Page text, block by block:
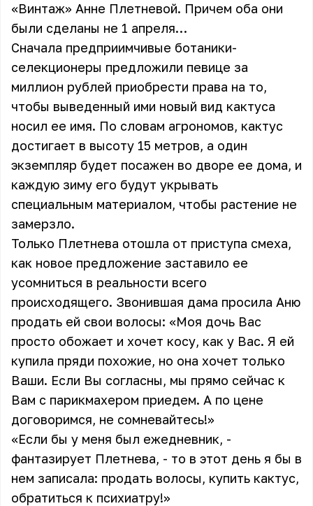
«Винтаж» Анне Плетневой. Причем оба они
были сделаны не 1 апреля…
Сначала предприимчивые ботаники-
селекционеры предложили певице за
миллион рублей приобрести права на то,
чтобы выведенный ими новый вид кактуса
носил ее имя. По словам агрономов, кактус
достигает в высоту 15 метров, а один
экземпляр будет посажен во дворе ее дома, и
каждую зиму его будут укрывать
специальным материалом, чтобы растение не
замерзло.
Только Плетнева отошла от приступа смеха,
как новое предложение заставило ее
усомниться в реальности всего
происходящего. Звонившая дама просила Аню
продать ей свои волосы: «Моя дочь Вас
просто обожает и хочет косу, как у Вас. Я ей
купила пряди похожие, но она хочет только
Ваши. Если Вы согласны, мы прямо сейчас к
Вам с парикмахером приедем. А по цене
договоримся, не сомневайтесь!»
«Если бы у меня был ежедневник, -
фантазирует Плетнева, - то в этот день я бы в
нем записала: продать волосы, купить кактус,
обратиться к психиатру!»